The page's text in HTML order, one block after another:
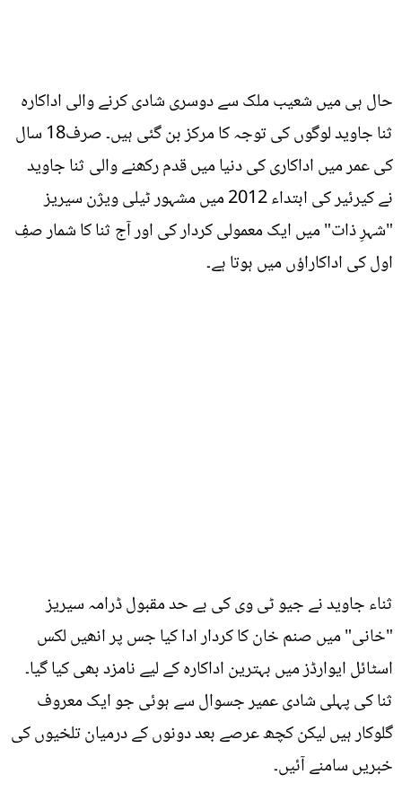
حال ہی میں شعیب ملک سے دوسری شادی کرنے والی اداکارہ
ثنا جاوید لوگوں کی توجہ کا مرکز بن گئی ہیں۔ صرف18 سال
کی عمر میں اداکاری کی دنیا میں قدم رکھنے والی ثنا جاوید
نے کیرئیر کی ابتداء 2012 میں مشہور ٹیلی ویژن سیریز
"شہرِ ذات" میں ایک معمولی کردار کی اور آج ثنا کا شمار صفِ
اول کی اداکاراؤں میں ہوتا ہے۔
ثناء جاوید نے جیو ٹی وی کی بے حد مقبول ڈرامہ سیریز
"خانی" میں صنم خان کا کردار ادا کیا جس پر انھیں لکس
اسٹائل ایوارڈز میں بہترین اداکارہ کے لیے نامزد بھی کیا گیا۔
ثنا کی پہلی شادی عمیر جسوال سے ہوئی جو ایک معروف
گلوکار ہیں لیکن کچھ عرصے بعد دونوں کے درمیان تلخیوں کی
خبریں سامنے آئیں۔